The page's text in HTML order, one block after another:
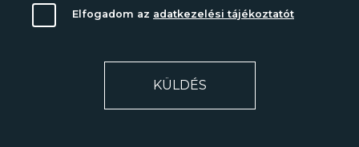
Elfogadom az adatkezelési tájékoztatót
KÜLDÉS